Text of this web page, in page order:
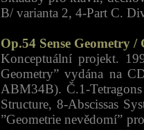
B/ varianta 2, 4-Part C.
Op.54 Sense Geometry
Konceptuální projekt.
Geometry” vydána na
ABM34B). Č.1-
Structure, 8-Abscissas
”Geometrie nevědomí”